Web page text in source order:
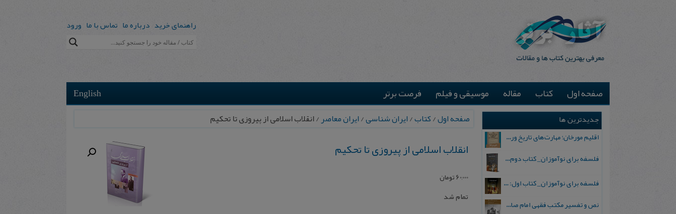
راهنمای خرید درباره ما تماس با ما ورود
English صفحه اول کتاب مقاله موسیقی و فیلم فرصت برتر
صفحه اول/کتاب/ایران شناسی/ایران معاصر/ انقلاب‌ اسلامی‌ از پیروزی‌ تا تحکیم‌
انقلاب‌ اسلامی‌ از پیروزی‌ تا تحکیم‌
60,000تومان
تمام شد
جدیدترین ها
اقلیم مورخان؛ مهارت‌های تاریخ ورزی علمی
فلسفه برای نوآموزان_ کتاب دوم: پرسش درباره واقعیت و معرفت
فلسفه برای نوآموزان_ کتاب اول: تردید در باورهای رایج
نص و تفسیر مکتب فقهی امام صادق علیه السلام